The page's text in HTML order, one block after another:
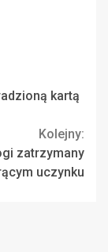
kartą
Kolejny:
zatrzymany
uczynku